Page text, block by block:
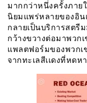
มากกว่าหนึ่งครั้งภาย
นิยมแพร่หลายของอิน
กลายเป็นบริการสตรี
กว้างขวางต่อมาพวก
แพลตฟอร์มของพวกเ
จากทะเลสีเเดงที่หด